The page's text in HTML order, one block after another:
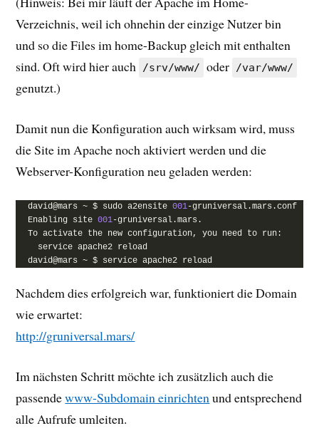
Verzeichnis, weil ich ohnehin der einzige Nutzer bin
und so die Files im home-Backup gleich mit enthalten
sind. Oft wird hier auch /srv/www/ oder /var/www/
genutzt.)
Damit nun die Konfiguration auch wirksam wird, muss
die Site im Apache noch aktiviert werden und die
Webserver-Konfiguration neu geladen werden:
david@mars ~ $ sudo a2ensite 001-gruniversal.mars.conf
Enabling site 001-gruniversal.mars.
To activate the new configuration, you need to run:
  service apache2 reload
david@mars ~ $ service apache2 reload
Nachdem dies erfolgreich war, funktioniert die Domain
wie erwartet:
http://gruniversal.mars/
Im nächsten Schritt möchte ich zusätzlich auch die
passendewww-Subdomain einrichtenund entsprechend
alle Aufrufe umleiten.